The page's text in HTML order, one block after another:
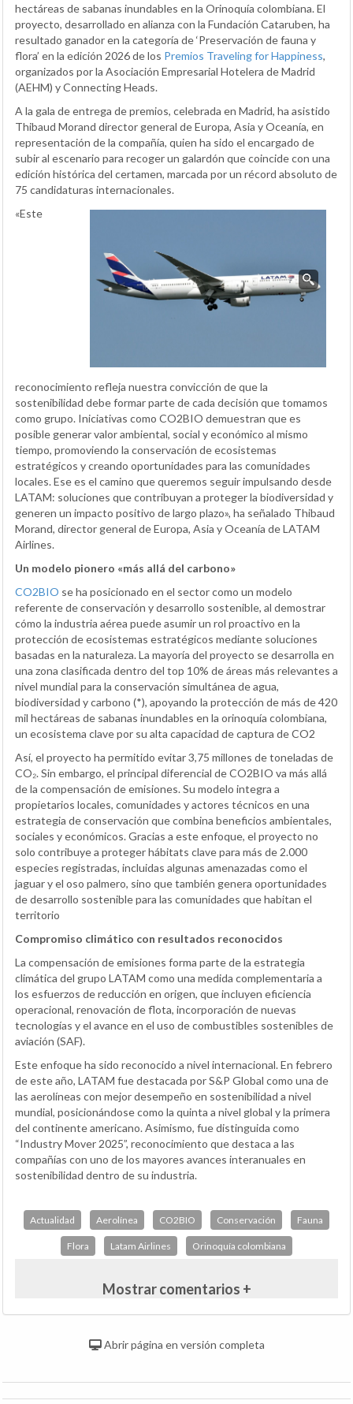
hectáreas de sabanas inundables en la Orinoquía colombiana. El
proyecto, desarrollado en alianza con la Fundación Cataruben, ha
resultado ganador en la categoría de ‘Preservación de fauna y
flora’ en la edición 2026 de los Premios Traveling for Happiness,
organizados por la Asociación Empresarial Hotelera de Madrid
(AEHM) y Connecting Heads.
A la gala de entrega de premios, celebrada en Madrid, ha asistido
Thibaud Morand director general de Europa, Asia y Oceanía, en
representación de la compañía, quien ha sido el encargado de
subir al escenario para recoger un galardón que coincide con una
edición histórica del certamen, marcada por un récord absoluto de
75 candidaturas internacionales.
«Este
reconocimiento refleja nuestra convicción de que la
sostenibilidad debe formar parte de cada decisión que tomamos
como grupo. Iniciativas como CO2BIO demuestran que es
posible generar valor ambiental, social y económico al mismo
tiempo, promoviendo la conservación de ecosistemas
estratégicos y creando oportunidades para las comunidades
locales. Ese es el camino que queremos seguir impulsando desde
LATAM: soluciones que contribuyan a proteger la biodiversidad y
generen un impacto positivo de largo plazo», ha señalado Thibaud
Morand, director general de Europa, Asia y Oceanía de LATAM
Airlines.
Un modelo pionero «más allá del carbono»
CO2BIO se ha posicionado en el sector como un modelo
referente de conservación y desarrollo sostenible, al demostrar
cómo la industria aérea puede asumir un rol proactivo en la
protección de ecosistemas estratégicos mediante soluciones
basadas en la naturaleza. La mayoría del proyecto se desarrolla en
una zona clasificada dentro del top 10% de áreas más relevantes a
nivel mundial para la conservación simultánea de agua,
biodiversidad y carbono (*), apoyando la protección de más de 420
mil hectáreas de sabanas inundables en la orinoquía colombiana,
un ecosistema clave por su alta capacidad de captura de CO2
Así, el proyecto ha permitido evitar 3,75 millones de toneladas de
CO₂. Sin embargo, el principal diferencial de CO2BIO va más allá
de la compensación de emisiones. Su modelo integra a
propietarios locales, comunidades y actores técnicos en una
estrategia de conservación que combina beneficios ambientales,
sociales y económicos. Gracias a este enfoque, el proyecto no
solo contribuye a proteger hábitats clave para más de 2.000
especies registradas, incluidas algunas amenazadas como el
jaguar y el oso palmero, sino que también genera oportunidades
de desarrollo sostenible para las comunidades que habitan el
territorio
Compromiso climático con resultados reconocidos
La compensación de emisiones forma parte de la estrategia
climática del grupo LATAM como una medida complementaria a
los esfuerzos de reducción en origen, que incluyen eficiencia
operacional, renovación de flota, incorporación de nuevas
tecnologías y el avance en el uso de combustibles sostenibles de
aviación (SAF).
Este enfoque ha sido reconocido a nivel internacional. En febrero
de este año, LATAM fue destacada por S&P Global como una de
las aerolíneas con mejor desempeño en sostenibilidad a nivel
mundial, posicionándose como la quinta a nivel global y la primera
del continente americano. Asimismo, fue distinguida como
“Industry Mover 2025”, reconocimiento que destaca a las
compañías con uno de los mayores avances interanuales en
sostenibilidad dentro de su industria.
Actualidad Aerolínea CO2BIO Conservación Fauna
Flora Latam Airlines Orinoquía colombiana
Mostrar comentarios +
Abrir página en versión completa